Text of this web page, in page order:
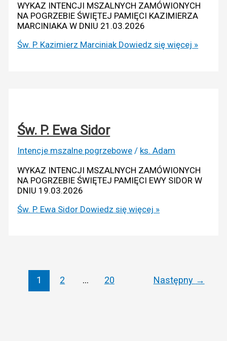
WYKAZ INTENCJI MSZALNYCH ZAMÓWIONYCH
NA POGRZEBIE ŚWIĘTEJ PAMIĘCI KAZIMIERZA
MARCINIAKA W DNIU 21.03.2026
Św. P. Kazimierz MarciniakDowiedz się więcej »
Św. P. Ewa Sidor
Intencje mszalne pogrzebowe / ks. Adam
WYKAZ INTENCJI MSZALNYCH ZAMÓWIONYCH
NA POGRZEBIE ŚWIĘTEJ PAMIĘCI EWY SIDOR W
DNIU 19.03.2026
Św. P. Ewa Sidor Dowiedz się więcej »
1 2 … 20 Następny →